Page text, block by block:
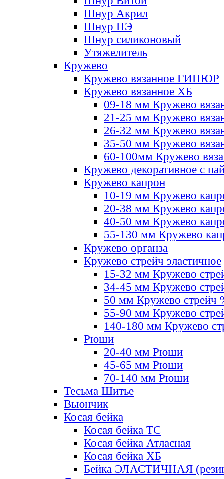
Шнур Акрил
Шнур ПЭ
Шнур силиконовый
Утяжелитель
Кружево
Кружево вязанное ГИПЮР
Кружево вязанное ХБ
09-18 мм Кружево
21-25 мм Кружево
26-32 мм Кружево
35-50 мм Кружево
60-100мм Кружево
Кружево декоративное с
Кружево капрон
10-19 мм Кружево
20-38 мм Кружево
40-50 мм Кружево
55-130 мм Кружево
Кружево органза
Кружево стрейч эластичное
15-32 мм Кружево
34-45 мм Кружево
50 мм Кружево стрейч
55-90 мм Кружево
140-180 мм Кружево
Рюши
20-40 мм Рюши
45-65 мм Рюши
70-140 мм Рюши
Тесьма Шитье
Вьюнчик
Косая бейка
Косая бейка ТС
Косая бейка Атласная
Косая бейка ХБ
Бейка ЭЛАСТИЧНАЯ